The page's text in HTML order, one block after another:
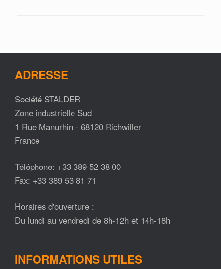
ADRESSE
Société STALDER
Zone industrielle Sud
1 Rue Manurhin - 68120 Richwiller
France
Téléphone: +33 389 52 38 00
Fax: +33 389 53 81 71
Horaires d'ouverture :
Du lundi au vendredi de 8h-12h et 14h-18h
INFORMATIONS UTILES